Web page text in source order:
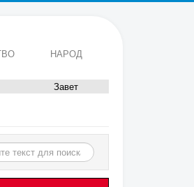
НАРОД
Завет